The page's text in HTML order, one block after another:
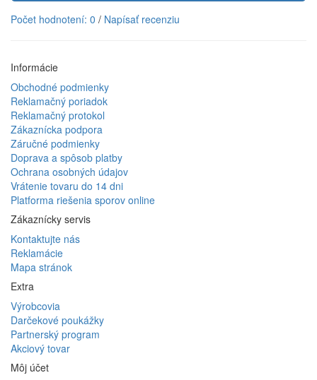
Počet hodnotení: 0 / Napísať recenziu
Informácie
Obchodné podmienky
Reklamačný poriadok
Reklamačný protokol
Zákaznícka podpora
Záručné podmienky
Doprava a spôsob platby
Ochrana osobných údajov
Vrátenie tovaru do 14 dni
Platforma riešenia sporov online
Zákaznícky servis
Kontaktujte nás
Reklamácie
Mapa stránok
Extra
Výrobcovia
Darčekové poukážky
Partnerský program
Akciový tovar
Môj účet